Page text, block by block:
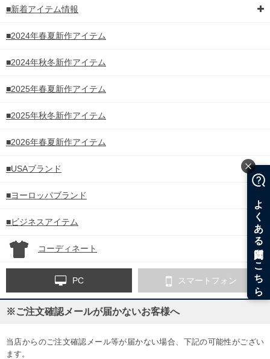
■新着アイテム情報
■2024年春夏新作アイテム
■2024年秋冬新作アイテム
■2025年春夏新作アイテム
■2025年秋冬新作アイテム
■2026年春夏新作アイテム
■USAブランド
■ヨーロッパブランド
■ビジネスアイテム
コーディネート
PC スマートフォン
※ご注文確認メールが届かないお客様へ
当店からのご注文確認メール等が届かない場合、下記の可能性がござい
ます。